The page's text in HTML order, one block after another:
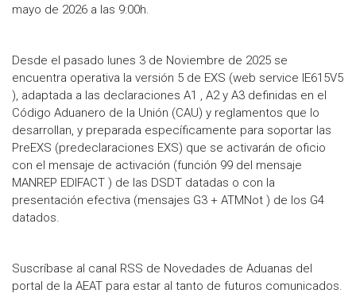
mayo de 2026 a las 9:00h.
Desde el pasado lunes 3 de Noviembre de 2025 se
encuentra operativa la versión 5 de EXS (web service IE615V5
), adaptada a las declaraciones A1 , A2 y A3 definidas en el
Código Aduanero de la Unión (CAU) y reglamentos que lo
desarrollan, y preparada específicamente para soportar las
PreEXS (predeclaraciones EXS) que se activarán de oficio
con el mensaje de activación (función 99 del mensaje
MANREP EDIFACT ) de las DSDT datadas o con la
presentación efectiva (mensajes G3 + ATMNot ) de los G4
datados.
Suscríbase al canal RSS de Novedades de Aduanas del
portal de la AEAT para estar al tanto de futuros comunicados.